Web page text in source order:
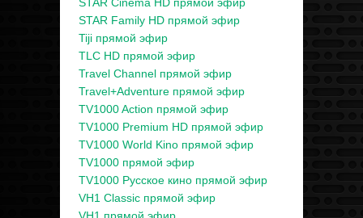
STAR Family HD прямой эфир
Tiji прямой эфир
TLC HD прямой эфир
Travel Channel прямой эфир
Travel+Adventure прямой эфир
TV1000 Action прямой эфир
TV1000 Premium HD прямой эфир
TV1000 World Kino прямой эфир
TV1000 прямой эфир
TV1000 Русское кино прямой эфир
VH1 Classic прямой эфир